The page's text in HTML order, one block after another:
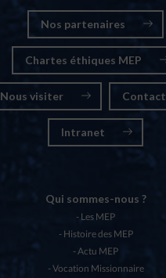
Nos partenaires
Chartes éthiques MEP
Nous visiter Contact
Intranet
Qui sommes-nous ?
Les MEP
Histoire des MEP
Actu MEP
Vocation Missionnaire